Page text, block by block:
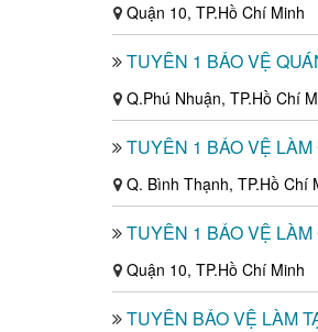
Quận 10, TP.Hồ Chí Minh
TUYỂN 1 BẢO VỆ
Q.Phú Nhuận, TP.Hồ Chí
TUYỂN 1 BẢO VỆ
Q. Bình Thạnh, TP.Hồ Chí
TUYỂN 1 BẢO VỆ
Quận 10, TP.Hồ Chí Minh
TUYỂN BẢO VỆ LÀM